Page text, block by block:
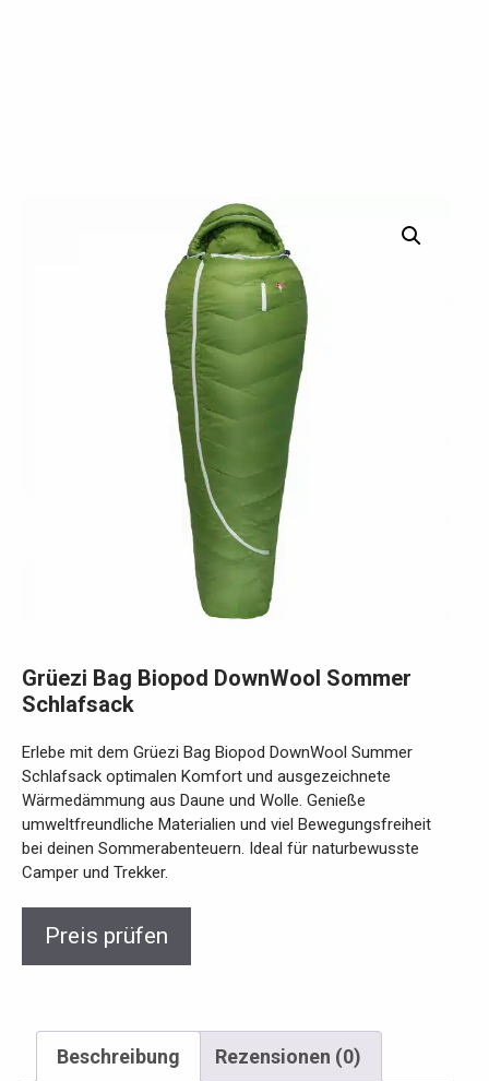
Grüezi Bag Biopod DownWool Sommer
Schlafsack
Erlebe mit dem Grüezi Bag Biopod DownWool Summer
Schlafsack optimalen Komfort und ausgezeichnete
Wärmedämmung aus Daune und Wolle. Genieße
umweltfreundliche Materialien und viel Bewegungsfreiheit
bei deinen Sommerabenteuern. Ideal für naturbewusste
Camper und Trekker.
Preis prüfen
Beschreibung Rezensionen (0)